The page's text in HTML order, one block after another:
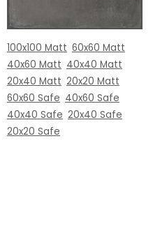
100x100 Matt 60x60 Matt
40x60 Matt 40x40 Matt
20x40 Matt 20x20 Matt
60x60 Safe 40x60 Safe
40x40 Safe 20x40 Safe
20x20 Safe